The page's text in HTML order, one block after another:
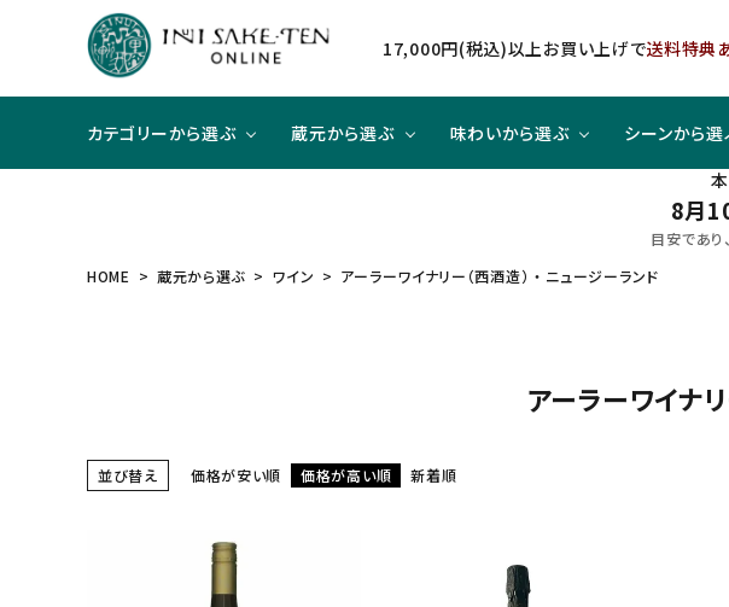
17,000円(税込)以上お買い上げで送料特典
カテゴリーから選ぶ 蔵元から選ぶ 味わいから選ぶ シーンから選
8月
目安であり
HOME
蔵元から選ぶ ワイン アーラーワイナリー（西酒造） ・ ニュージーランド
アーラーワイナ
並び替え 価格が安い順 価格が高い順 新着順